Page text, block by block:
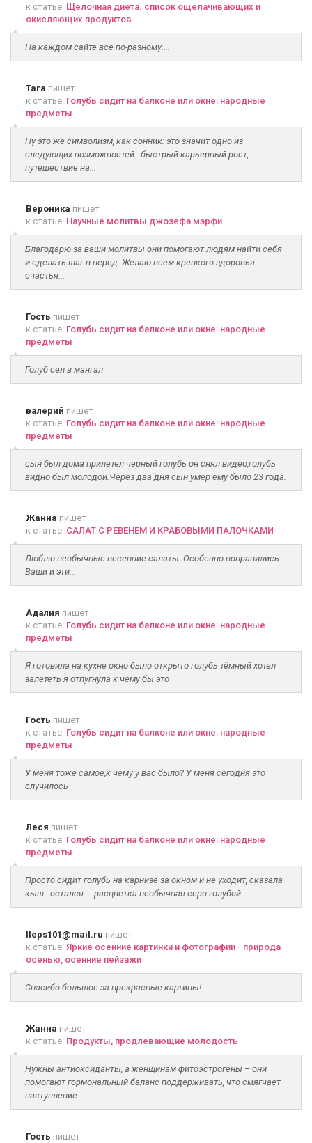
к статье: Щелочная диета. список ощелачивающих и
окисляющих продуктов
На каждом сайте все по-разному....
Tara пишет
к статье: Голубь сидит на балконе или окне: народные
предметы
Ну это же символизм, как сонник: это значит одно из
следующих возможностей - быстрый карьерный рост,
путешествие на...
Вероника пишет
к статье: Научные молитвы джозефа мэрфи
Благодарю за ваши молитвы они помогают людям найти себя
и сделать шаг в перед. Желаю всем крепкого здоровья
счастья...
Гость пишет
к статье: Голубь сидит на балконе или окне: народные
предметы
Голуб сел в мангал
валерий пишет
к статье: Голубь сидит на балконе или окне: народные
предметы
сын был дома прилетел черный голубь он снял видео,голубь
видно был молодой.Через два дня сын умер ему было 23 года.
Жанна пишет
к статье: САЛАТ С РЕВЕНЕМ И КРАБОВЫМИ ПАЛОЧКАМИ
Люблю необычные весенние салаты. Особенно понравились
Ваши и эти...
Адалия пишет
к статье: Голубь сидит на балконе или окне: народные
предметы
Я готовила на кухне окно было открыто голубь тёмный хотел
залететь я отпугнула к чему бы это
Гость пишет
к статье: Голубь сидит на балконе или окне: народные
предметы
У меня тоже самое,к чему у вас было? У меня сегодня это
случилось
Леся пишет
к статье: Голубь сидит на балконе или окне: народные
предметы
Просто сидит голубь на карнизе за окном и не уходит, сказала
кыш...остался ... расцветка необычная серо-голубой......
lleps101@mail.ru пишет
к статье: Яркие осенние картинки и фотографии - природа
осенью, осенние пейзажи
Спасибо большое за прекрасные картины!
Жанна пишет
к статье: Продукты, продлевающие молодость
Нужны антиоксиданты, а женщинам фитоэстрогены – они
помогают гормональный баланс поддерживать, что смягчает
наступление...
Гость пишет